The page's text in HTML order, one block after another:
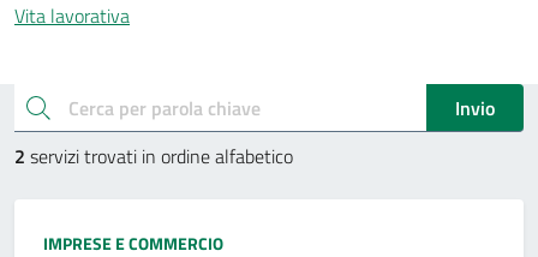
Vita lavorativa
Esplora tutti i servizi
cerca
Invio
2 servizi trovati in ordine alfabetico
Categoria:
IMPRESE E COMMERCIO